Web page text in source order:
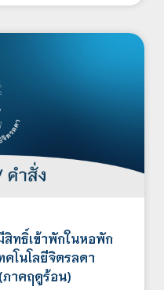
ทธิ์เข้าพักในหอพัก
โนโลยีจิตรลดา
าคฤดูร้อน)